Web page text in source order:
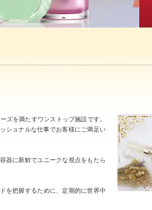
ズを満たすワンストップ施設です。
ショナルな仕事でお客様にご満足い
器に新鮮でユニークな視点をもたら
を把握するために、定期的に世界中